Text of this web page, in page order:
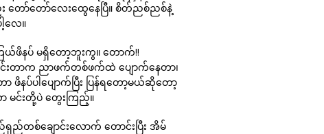
တော်တော်လေးထွေနေပြီ။ စိတ်ညစ်ညစ်နဲ့
လေ။
ြယ်ဖိနပ် မရှိတော့ဘူးကွ။ တောက်!!
ာင်းတာက ညာဖက်တစ်ဖက်ထဲ ပျောက်နေတာ၊
နပ်ပါပျောက်ပြီး ပြန်ရတော့မယ်ဆိုတော့
င်းတို့ပဲ တွေးကြည့်။
ည်တစ်ချောင်းလောက် တောင်းပြီး အိမ်